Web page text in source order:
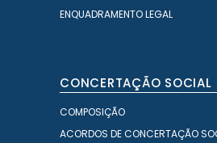
ENQUADRAMENTO LEGAL
CONCERTAÇÃO SOCIAL
COMPOSIÇÃO
ACORDOS DE CONCERTAÇÃO